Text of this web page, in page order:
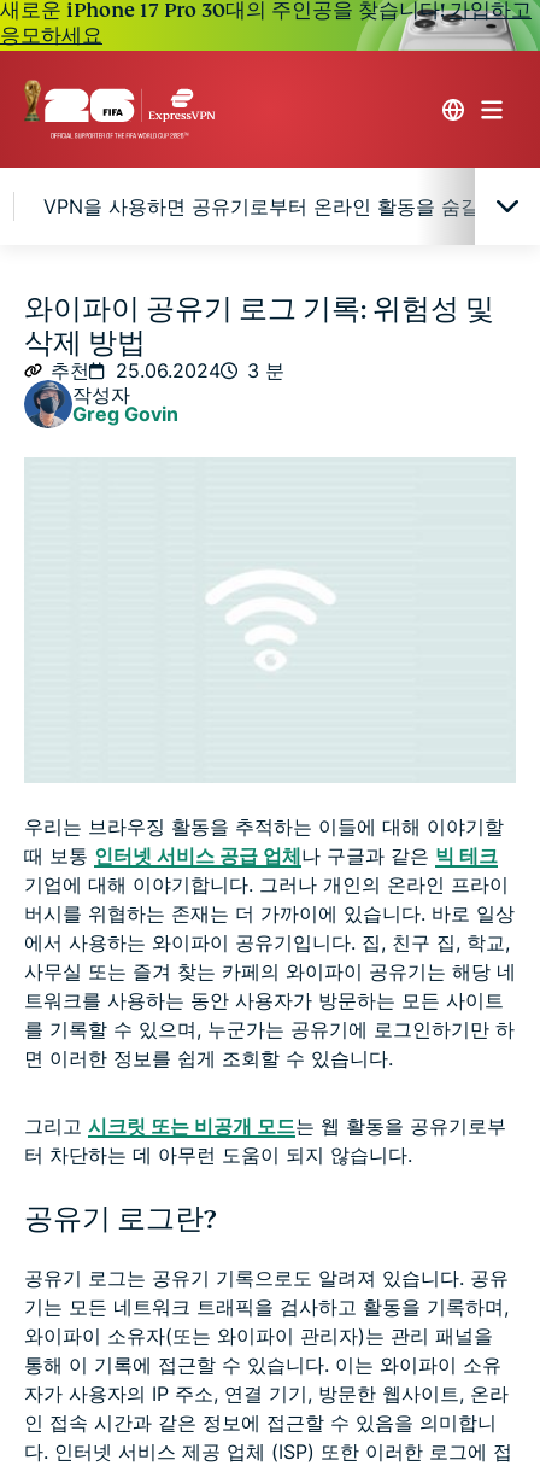
새로운 iPhone 17 Pro 30대의 주인공을 찾습니다!가입하고
응모하세요
VPN을 사용하면 공유기로부터 온라인 활동을 숨길 수 있
공유기 로그란?
공유기 로그 기록의 위험성
VPN을 사용하면 공유기로부터 온라인 활동을 숨길 수
있나요?
와이파이 공유기 로그 기록: 위험성 및
삭제 방법
추천 25.06.2024
3 분
작성자
Greg Govin
우리는 브라우징 활동을 추적하는 이들에 대해 이야기할
때 보통 인터넷 서비스 공급 업체나 구글과 같은 빅 테크
기업에 대해 이야기합니다. 그러나 개인의 온라인 프라이
버시를 위협하는 존재는 더 가까이에 있습니다. 바로 일상
에서 사용하는 와이파이 공유기입니다. 집, 친구 집, 학교,
사무실 또는 즐겨 찾는 카페의 와이파이 공유기는 해당 네
트워크를 사용하는 동안 사용자가 방문하는 모든 사이트
를 기록할 수 있으며, 누군가는 공유기에 로그인하기만 하
면 이러한 정보를 쉽게 조회할 수 있습니다.
그리고 시크릿 또는 비공개 모드는 웹 활동을 공유기로부
터 차단하는 데 아무런 도움이 되지 않습니다.
공유기 로그란?
공유기 로그는 공유기 기록으로도 알려져 있습니다. 공유
기는 모든 네트워크 트래픽을 검사하고 활동을 기록하며,
와이파이 소유자(또는 와이파이 관리자)는 관리 패널을
통해 이 기록에 접근할 수 있습니다. 이는 와이파이 소유
자가 사용자의 IP 주소, 연결 기기, 방문한 웹사이트, 온라
인 접속 시간과 같은 정보에 접근할 수 있음을 의미합니
다. 인터넷 서비스 제공 업체 (ISP) 또한 이러한 로그에 접